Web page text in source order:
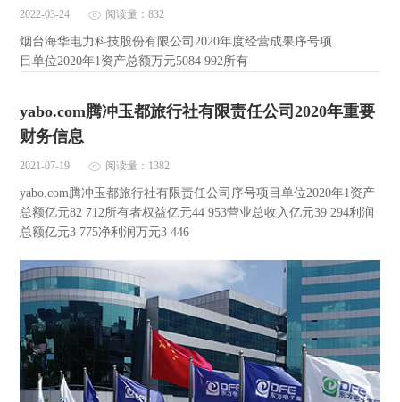
2022-03-24 阅读量：832
烟台海华电力科技股份有限公司2020年度经营成果序号项
目单位2020年1资产总额万元5084 992所有
yabo.com腾冲玉都旅行社有限责任公司2020年重要
财务信息
2021-07-19 阅读量：1382
yabo.com腾冲玉都旅行社有限责任公司序号项目单位2020年1资产
总额亿元82 712所有者权益亿元44 953营业总收入亿元39 294利润
总额亿元3 775净利润万元3 446